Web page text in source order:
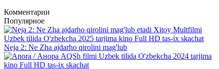
Комментарии
Популярное
Neja 2: Ne Zha ajdarho qirolini mag'lub